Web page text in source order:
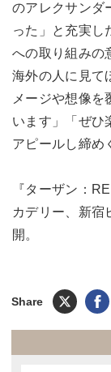
のアレクサンダ
った」と充実し
への取り組みの
海外の人に見て
メージや想像を
います」「ぜひ
アピールし締め
『ターザン：
カデリー、新宿
開。